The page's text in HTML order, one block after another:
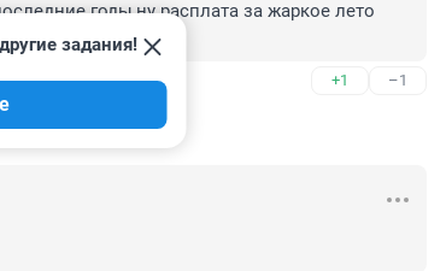
годы,ну расплата за жаркое лето
+1 –1
задания!